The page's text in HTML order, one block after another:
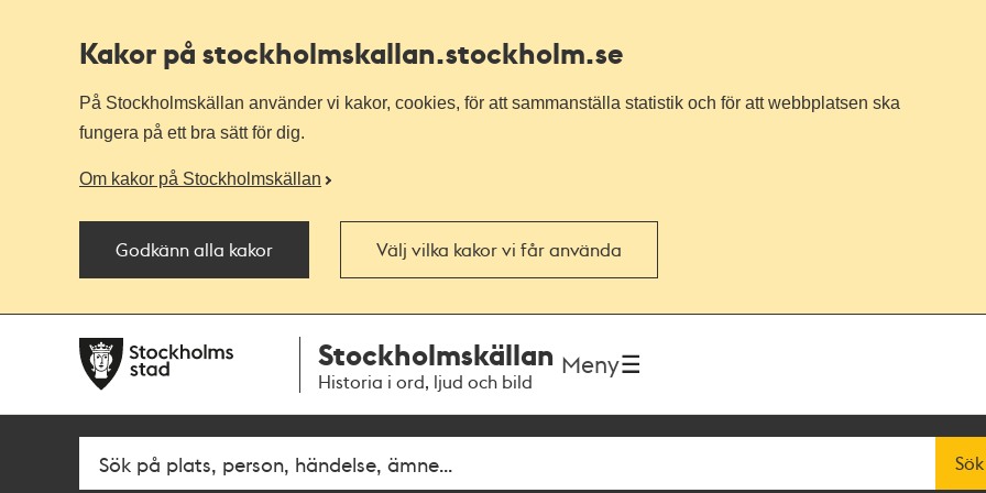
Kakor på stockholmskallan.stockholm.se
På Stockholmskällan använder vi kakor, cookies, för att sammanställa statistik och för att webbplatsen ska
fungera på ett bra sätt för dig.
Om kakor på Stockholmskällan
Godkänn alla kakor Välj vilka kakor vi får använda
navigationen
huvudinnehållet
Stockholmskällan
Historia i ord, ljud och bild
Meny
Fritextsök Sök